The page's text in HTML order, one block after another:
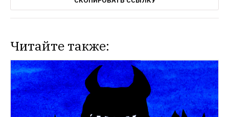
Читайте также: